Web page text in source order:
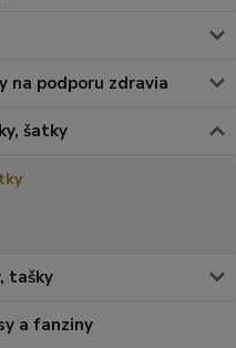
na podporu zdravia
šatky
tašky
a fanziny